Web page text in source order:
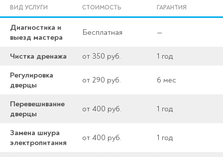
ВИД УСЛУГИ СТОИМОСТЬ ГАРАНТИЯ
Диагностика и
выезд мастера
Бесплатная —
Чистка дренажа от 350 руб.
1 год
Регулировка
дверцы
от 290 руб. 6 мес
Перевешивание
дверцы
от 400 руб. 1 год
Замена шнура
электропитания
от 400 руб. 1 год